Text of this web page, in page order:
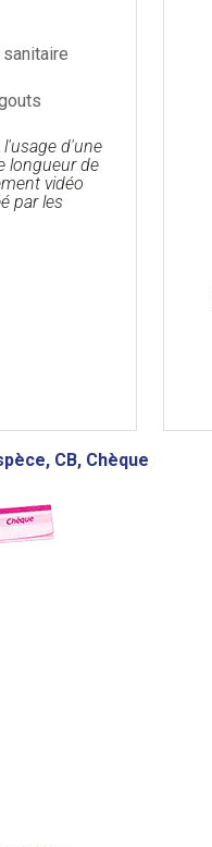
d'une
longueur de
vidéo
par les
CB, Chèque